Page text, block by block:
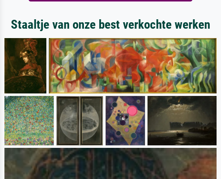
Staaltje van onze best verkochte werken